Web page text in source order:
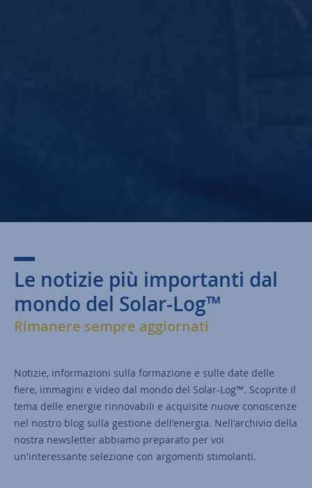
Le notizie più importanti dal
mondo del Solar-Log™
Rimanere sempre aggiornati
Notizie, informazioni sulla formazione e sulle date delle
fiere, immagini e video dal mondo del Solar-Log™. Scoprite il
tema delle energie rinnovabili e acquisite nuove conoscenze
nel nostro blog sulla gestione dell'energia. Nell'archivio della
nostra newsletter abbiamo preparato per voi
un'interessante selezione con argomenti stimolanti.